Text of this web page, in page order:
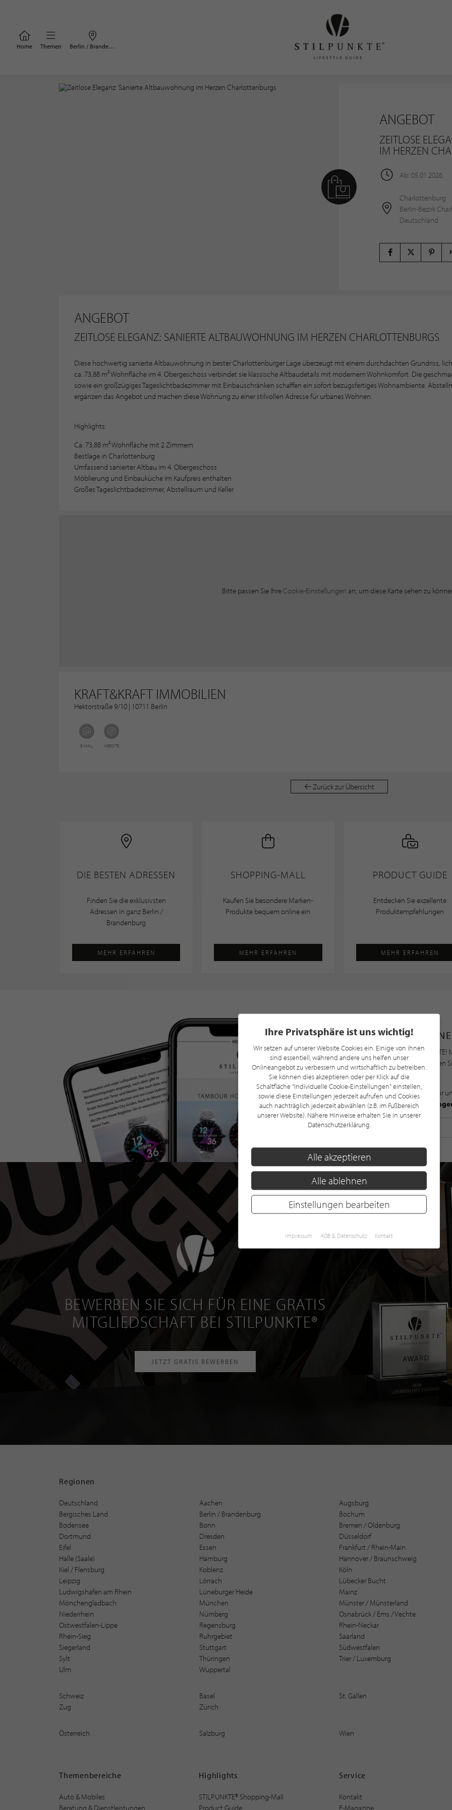
Home Themen Berlin / Brandenburg
ANGEBOT
ZEITLOSE
IM HERZEN
Ab: 05.01.2026
Charlottenburg
Berlin-Bezirk
Deutschland
ANGEBOT
ZEITLOSE ELEGANZ: SANIERTE ALTBAUWOHNUNG IM HERZEN CHARLOTTENBURGS
Diese hochwertig sanierte Altbauwohnung in bester Charlottenburger Lage überzeugt mit einem durchdachten Grundriss,
ca. 73,88 m² Wohnfläche im 4. Obergeschoss verbindet sie klassische Altbaudetails mit modernem Wohnkomfort. Die
sowie ein großzügiges Tageslichtbadezimmer mit Einbauschränken schaffen ein sofort bezugsfertiges Wohnambiente.
ergänzen das Angebot und machen diese Wohnung zu einer stilvollen Adresse für urbanes Wohnen.
Highlights:
Ca. 73,88 m² Wohnfläche mit 2 Zimmern
Bestlage in Charlottenburg
Umfassend sanierter Altbau im 4. Obergeschoss
Möblierung und Einbauküche im Kaufpreis enthalten
Großes Tageslichtbadezimmer, Abstellraum und Keller
Bitte passen Sie IhreCookie-Einstellungen an, um diese Karte sehen zu
KRAFT&KRAFT IMMOBILIEN
Hektorstraße 9/10 | 10711 Berlin
E-MAIL WEBSITE
Zurück zur Übersicht
DIE BESTEN ADRESSEN
Finden Sie die exklusivsten
Adressen in ganz Berlin /
Brandenburg
MEHR ERFAHREN
SHOPPING-MALL
Kaufen Sie besondere Marken-
Produkte bequem online ein
MEHR ERFAHREN
PRODUCT GUIDE
Entdecken Sie exzellente
Produktempfehlungen
MEHR ERFAHREN
Bleiben Sie immer UP TO DATE!
Newsletter an und profitieren
Mit der Anmeldung für
BEWERBEN SIE SICH FÜR EINE GRATIS
MITGLIEDSCHAFT BEI STILPUNKTE®
JETZT GRATIS BEWERBEN
Regionen
Deutschland Aachen
Augsburg
Bergisches Land
Berlin / Brandenburg
Bochum
Bodensee
Bonn
Bremen / Oldenburg
Dortmund
Dresden
Düsseldorf
Eifel
Essen
Frankfurt / Rhein-Main
Halle (Saale)
Hamburg
Hannover / Braunschweig
Kiel / Flensburg
Koblenz
Köln
Leipzig
Lörrach
Lübecker Bucht
Ludwigshafen am Rhein
Lüneburger Heide
Mainz
Mönchengladbach
München
Münster / Münsterland
Niederrhein
Nürnberg
Osnabrück / Ems / Vechte
Ostwestfalen-Lippe
Regensburg
Rhein-Neckar
Rhein-Sieg
Ruhrgebiet
Saarland
Siegerland
Stuttgart
Südwestfalen
Sylt
Thüringen
Trier / Luxemburg
Ulm
Wuppertal
Schweiz Basel
St. Gallen
Zug
Zürich
Österreich Salzburg Wien
Themenbereiche
Auto & Mobiles
Beratung & Dienstleistungen
Highlights
STILPUNKTE® Shopping-Mall
Product Guide
Service
Kontakt
E-Magazine
Ihre Privatsphäre ist uns wichtig!
Wir setzen auf unserer Website Cookies ein. Einige von ihnen
sind essentiell, während andere uns helfen unser
Onlineangebot zu verbessern und wirtschaftlich zu betreiben.
Sie können dies akzeptieren oder per Klick auf die
Schaltfläche "Individuelle Cookie-Einstellungen" einstellen,
sowie diese Einstellungen jederzeit aufrufen und Cookies
auch nachträglich jederzeit abwählen (z.B. im Fußbereich
unserer Website). Nähere Hinweise erhalten Sie in unserer
Datenschutzerklärung.
Alle akzeptieren
Alle ablehnen
Einstellungen bearbeiten
Impressum AGB & Datenschutz Kontakt